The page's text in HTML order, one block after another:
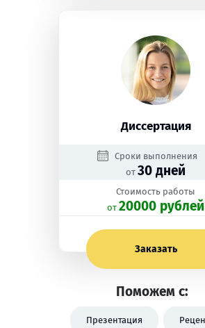
Диссертация
Сроки выполнения
от 30 дней
Стоимость работы
oт 20000 рублей
Заказать
Поможем с:
Презентация